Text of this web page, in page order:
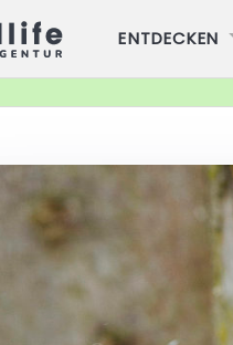
ENTDECKEN